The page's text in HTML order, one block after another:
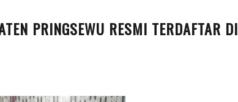
PRINGSEWU RESMI TERDAFTAR DI